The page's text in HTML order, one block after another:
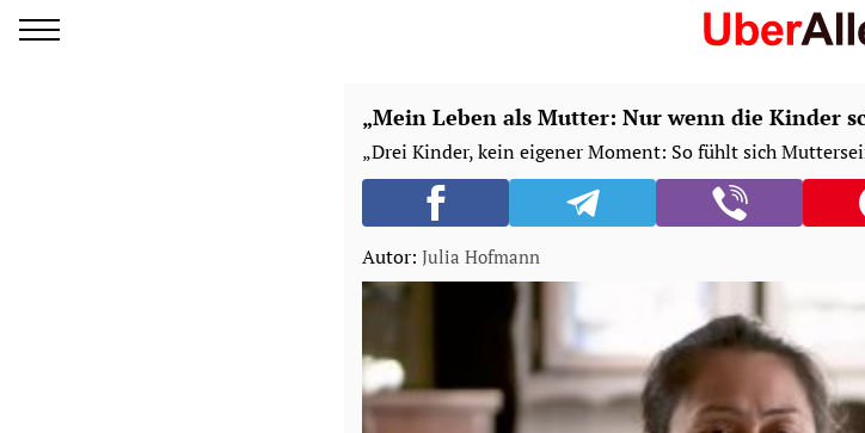
„Mein Leben als Mutter: Nur wenn die Kinder
„Drei Kinder, kein eigener Moment: So fühlt sich
Autor: Julia Hofmann